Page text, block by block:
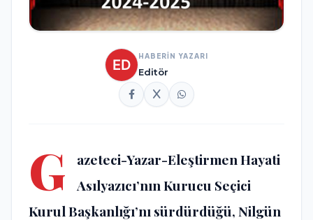
HABERİN YAZARI
Editör
G
azeteci-Yazar-Eleştirmen Hayati
Asılyazıcı’nın Kurucu Seçici
Kurul Başkanlığı’nı sürdürdüğü, Nilgün